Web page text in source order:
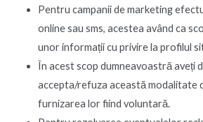
Pentru campanii de marketing
online sau sms, acestea având ca
unor informații cu privire la profilul
În acest scop dumneavoastră aveți
accepta/refuza această modalitate
furnizarea lor fiind voluntară.